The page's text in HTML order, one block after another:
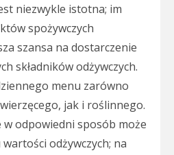
niezwykle istotna; im
spożywczych
szansa na dostarczenie
składników odżywczych.
menu zarówno
jak i roślinnego.
odpowiedni sposób może
odżywczych; na